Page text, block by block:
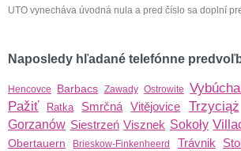
UTO vynecháva úvodná nula a pred číslo sa doplní
Naposledy hľadané telefónne
Hencovce Barbacs Zawady Ostrowite
Pažiť Ratka Smrčná Vitějovice Trzyciąż
Gorzanów Siestrzeń Visznek Sokoły
Obertauern Brieskow-Finkenheerd Trávnik